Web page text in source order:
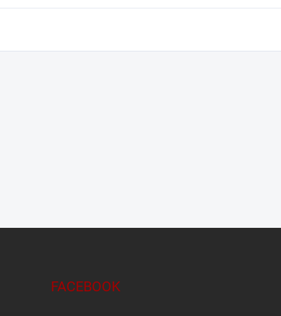
FACEBOOK